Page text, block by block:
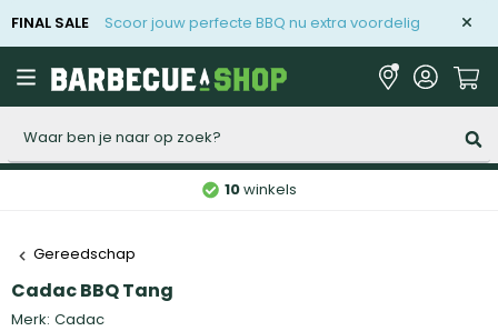
FINAL SALE Scoor jouw perfecte BBQ nu extra voordelig
10winkels
Gereedschap
Cadac BBQ Tang
Merk: Cadac